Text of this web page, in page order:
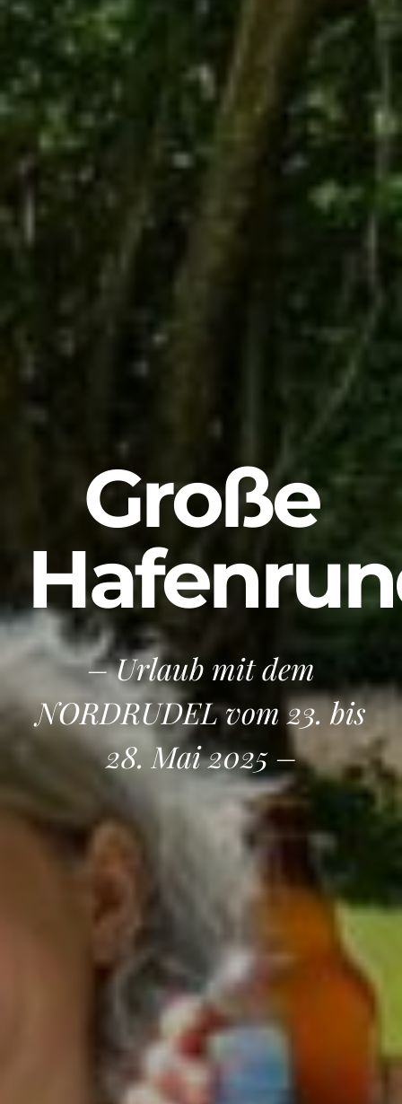
Große
– Urlaub mit dem
NORDRUDEL vom 23. bis
28. Mai 2025 –